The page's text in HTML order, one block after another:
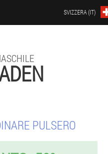
SVIZZERA (IT)
PULSERO